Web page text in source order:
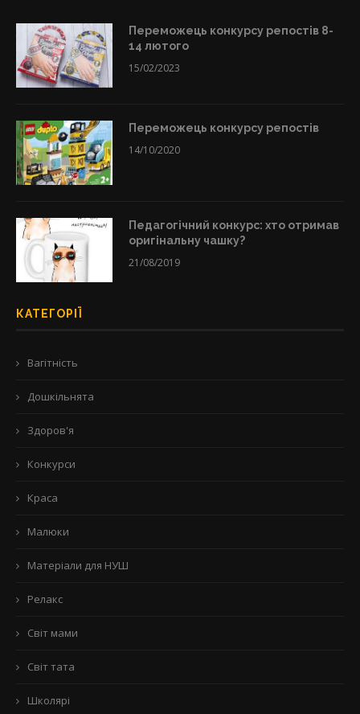
Переможець конкурсу репостів 8-
14 лютого
15/02/2023
Переможець конкурсу репостів
14/10/2020
Педагогічний конкурс: хто отримав
оригінальну чашку?
21/08/2019
КАТЕГОРІЇ
Вагітність
Дошкільнята
Здоров'я
Конкурси
Краса
Малюки
Матеріали для НУШ
Релакс
Світ мами
Світ тата
Школярі